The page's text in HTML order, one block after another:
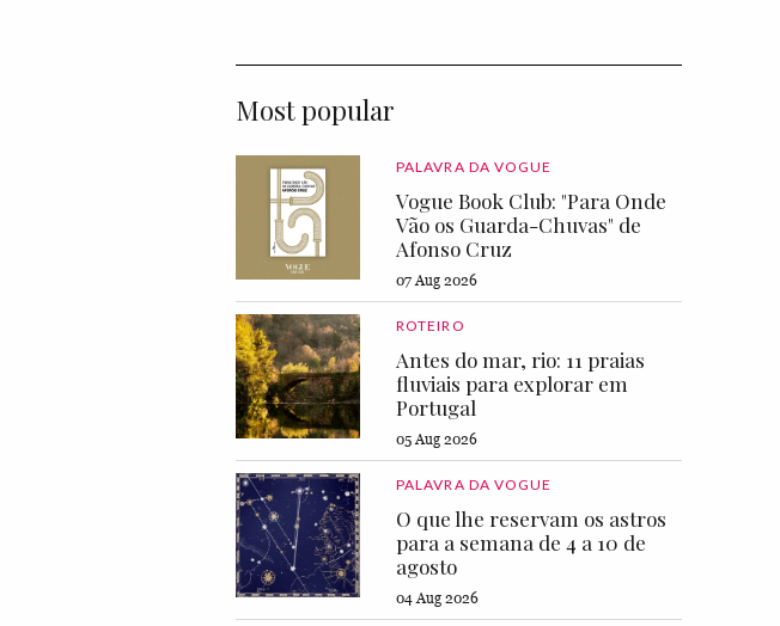
Most popular
PALAVRA DA VOGUE
Vogue Book Club: "Para Onde
Vão os Guarda-Chuvas" de
Afonso Cruz
07 Aug 2026
ROTEIRO
Antes do mar, rio: 11 praias
fluviais para explorar em
Portugal
05 Aug 2026
PALAVRA DA VOGUE
O que lhe reservam os astros
para a semana de 4 a 10 de
agosto
04 Aug 2026